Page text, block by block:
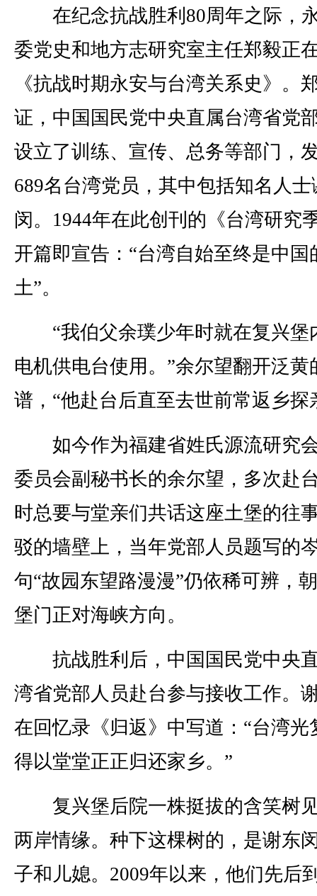
在纪念抗战胜利80周年之际，
委党史和地方志研究室主任郑毅正
《抗战时期永安与台湾关系史》。
证，中国国民党中央直属台湾省党
设立了训练、宣传、总务等部门，
689名台湾党员，其中包括知名人士
闵。1944年在此创刊的《台湾研究
开篇即宣告：“台湾自始至终是中国
土”。
“我伯父余璞少年时就在复兴堡
电机供电台使用。”余尔望翻开泛黄
谱，“他赴台后直至去世前常返乡探
如今作为福建省姓氏源流研究
委员会副秘书长的余尔望，多次赴
时总要与堂亲们共话这座土堡的往
驳的墙壁上，当年党部人员题写的
句“故园东望路漫漫”仍依稀可辨，
堡门正对海峡方向。
抗战胜利后，中国国民党中央
湾省党部人员赴台参与接收工作。
在回忆录《归返》中写道：“台湾光
得以堂堂正正归还家乡。”
复兴堡后院一株挺拔的含笑树
两岸情缘。种下这棵树的，是谢东
子和儿媳。2009年以来，他们先后